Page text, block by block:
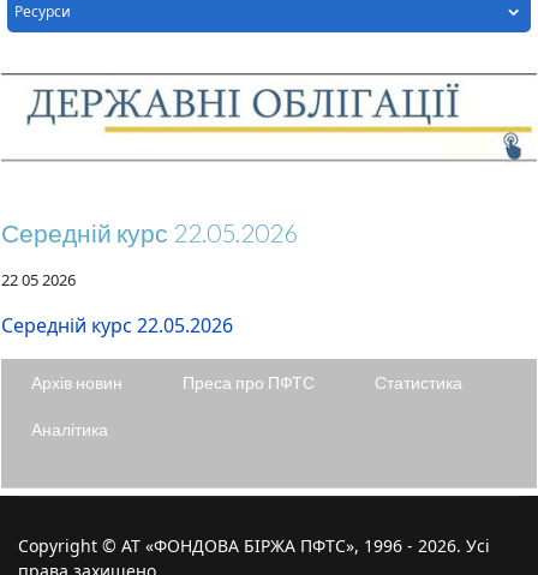
Ресурси
Середній курс 22.05.2026
22 05 2026
Середній курс 22.05.2026
Архів новин Преса про ПФТС Статистика
Аналітика
Copyright © АТ «ФОНДОВА БІРЖА ПФТС», 1996 - 2026. Усі